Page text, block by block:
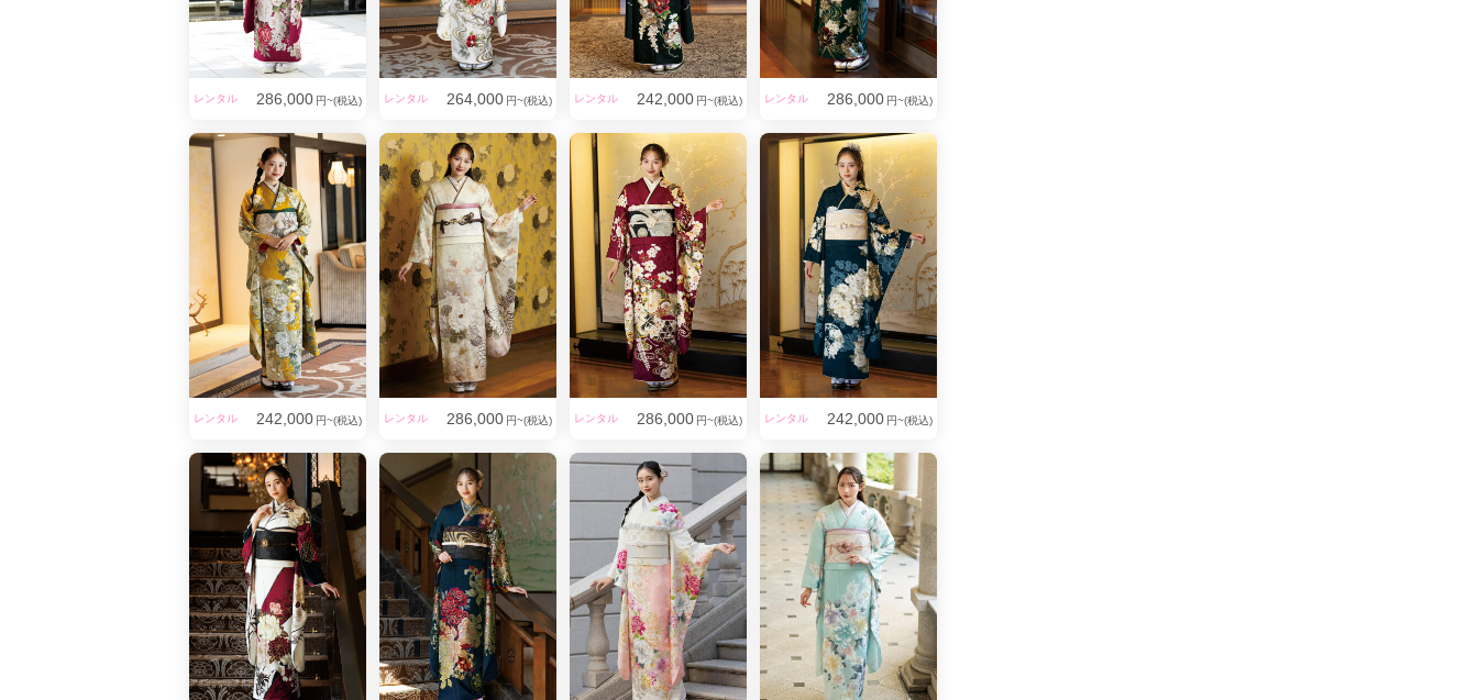
レンタル 286,000 円~(税込) レンタル 264,000 円~(税込) レンタル 242,000 円~(税込) レンタル 286,000 円~(税込)
レンタル 242,000 円~(税込) レンタル 286,000 円~(税込) レンタル 286,000 円~(税込) レンタル 242,000 円~(税込)